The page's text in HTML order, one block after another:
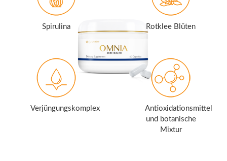
Spirulina Rotklee Blüten
Verjüngungskomplex
Antioxidationsmittel
und botanische
Mixtur